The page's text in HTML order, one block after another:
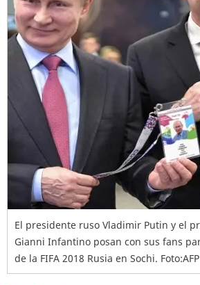
El presidente ruso Vladimir Putin y el
Gianni Infantino posan con sus fans
de la FIFA 2018 Rusia en Sochi. Foto:AFP